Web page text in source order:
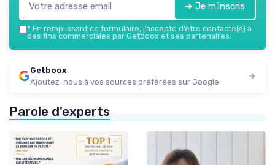
➔ Je m'inscris
* En remplissant ce formulaire, j’accepte d’être contacté(e) à
des fins commerciales par Getboox et ses partenaires.
Getboox
Ajoutez-nous à vos sources préférées sur Google
Parole d'experts